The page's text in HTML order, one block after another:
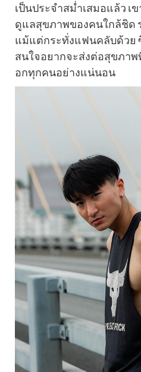
เป็นประจำสม่ำเสมอแล้ว เ
ดูแลสุขภาพของคนใกล้ชิด
แม้แต่กระทั่งแฟนคลับด้วย
สนใจอยากจะส่งต่อสุขภาพ
อกทุกคนอย่างแน่นอน